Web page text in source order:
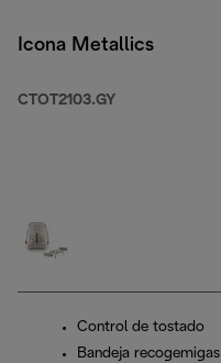
Icona Metallics
CTOT2103.GY
Control de tostado
Bandeja recogemigas